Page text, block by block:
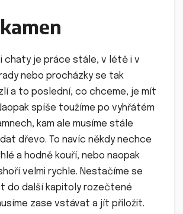
i chaty je práce stále, v létě i v
nebo procházky se tak
a to poslední, co chceme, je mít
spíše toužíme po vyhřátém
kam ale musíme stále
dřevo. To navíc někdy nechce
a hodně kouří, nebo naopak
velmi rychle. Nestačíme se
do další kapitoly rozečtené
zase vstávat a jít přiložit.